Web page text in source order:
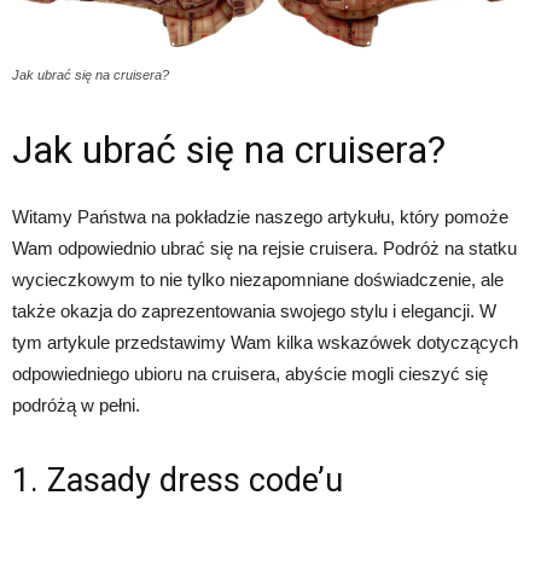
Jak ubrać się na cruisera?
Jak ubrać się na cruisera?
Witamy Państwa na pokładzie naszego artykułu, który pomoże
Wam odpowiednio ubrać się na rejsie cruisera. Podróż na statku
wycieczkowym to nie tylko niezapomniane doświadczenie, ale
także okazja do zaprezentowania swojego stylu i elegancji. W
tym artykule przedstawimy Wam kilka wskazówek dotyczących
odpowiedniego ubioru na cruisera, abyście mogli cieszyć się
podróżą w pełni.
1. Zasady dress code’u